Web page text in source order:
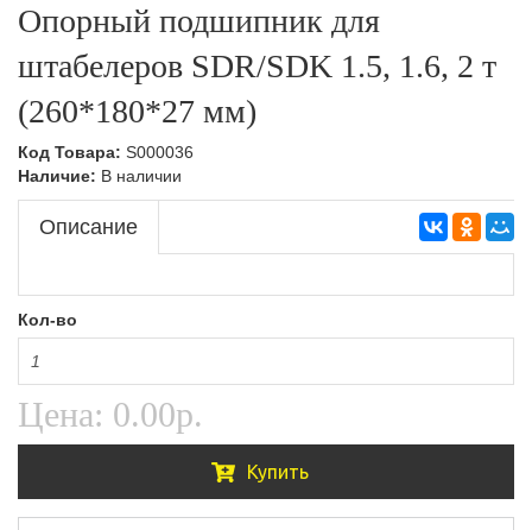
Опорный подшипник для
штабелеров SDR/SDK 1.5, 1.6, 2 т
(260*180*27 мм)
Код Товара: S000036
Наличие: В наличии
Описание
Кол-во
Цена: 0.00р.
Купить